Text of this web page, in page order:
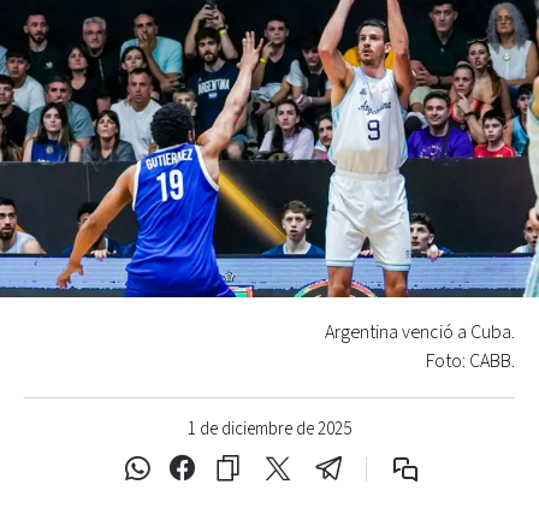
1 de diciembre de 2025
Argentina venció a Cuba.
Foto: CABB.